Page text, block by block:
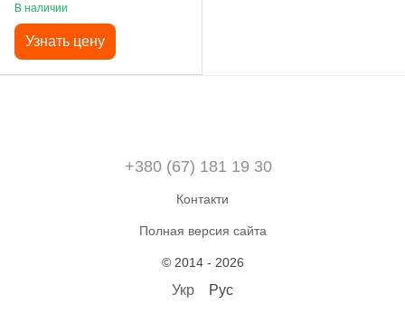
В наличии
Узнать цену
+380 (67) 181 19 30
Контакти
Полная версия сайта
© 2014 - 2026
Укр Рус